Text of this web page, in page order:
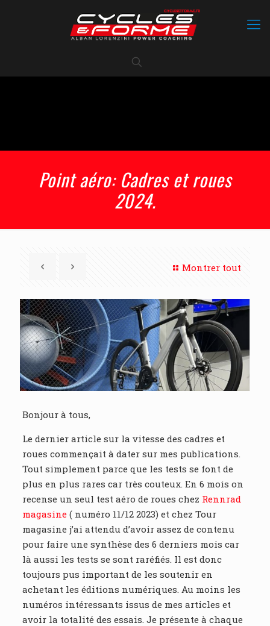
Point aéro: Cadres et roues
2024.
Montrer tout
Bonjour à tous,
Le dernier article sur la vitesse des cadres et
roues commençait à dater sur mes publications.
Tout simplement parce que les tests se font de
plus en plus rares car très couteux. En 6 mois on
recense un seul test aéro de roues chez Rennrad
magasine( numéro 11/12 2023) et chez Tour
magasine j’ai attendu d’avoir assez de contenu
pour faire une synthèse des 6 derniers mois car
là aussi les tests se sont raréfiés. Il est donc
toujours pus important de les soutenir en
achetant les éditions numériques. Au moins les
numéros intéressants issus de mes articles et
avoir la totalité des essais. Je présente à chaque